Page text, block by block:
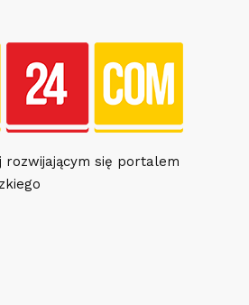
rozwijającym się portalem